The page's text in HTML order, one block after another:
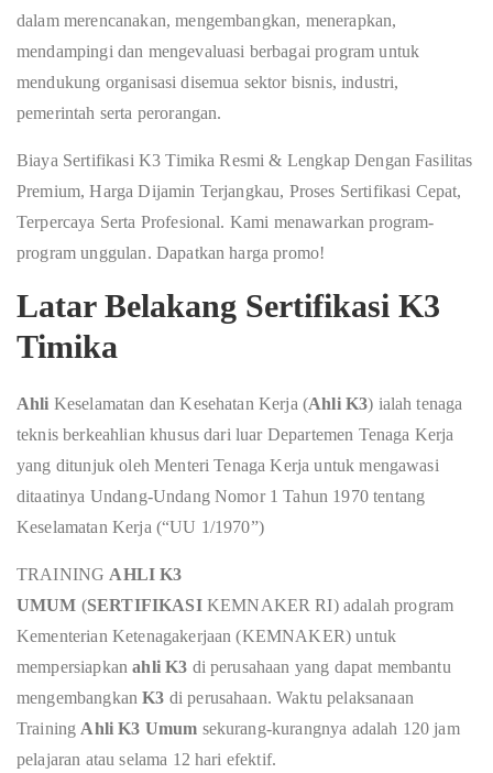
dalam merencanakan, mengembangkan, menerapkan,
mendampingi dan mengevaluasi berbagai program untuk
mendukung organisasi disemua sektor bisnis, industri,
pemerintah serta perorangan.
Biaya Sertifikasi K3 Timika Resmi & Lengkap Dengan Fasilitas
Premium, Harga Dijamin Terjangkau, Proses Sertifikasi Cepat,
Terpercaya Serta Profesional. Kami menawarkan program-
program unggulan. Dapatkan harga promo!
Latar Belakang Sertifikasi K3
Timika
Ahli Keselamatan dan Kesehatan Kerja (Ahli K3) ialah tenaga
teknis berkeahlian khusus dari luar Departemen Tenaga Kerja
yang ditunjuk oleh Menteri Tenaga Kerja untuk mengawasi
ditaatinya Undang-Undang Nomor 1 Tahun 1970 tentang
Keselamatan Kerja (“UU 1/1970”)
TRAINING AHLI K3
UMUM (SERTIFIKASIKEMNAKER RI) adalah program
Kementerian Ketenagakerjaan (KEMNAKER) untuk
mempersiapkanahli K3 di perusahaan yang dapat membantu
mengembangkanK3 di perusahaan. Waktu pelaksanaan
Training Ahli K3 Umum sekurang-kurangnya adalah 120 jam
pelajaran atau selama 12 hari efektif.